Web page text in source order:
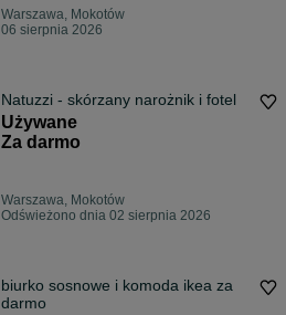
Warszawa, Mokotów
06 sierpnia 2026
Natuzzi - skórzany narożnik i fotel
Używane
Za darmo
Warszawa, Mokotów
Odświeżono dnia 02 sierpnia 2026
biurko sosnowe i komoda ikea za
darmo